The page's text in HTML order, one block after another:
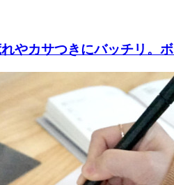
やカサつきにバッチリ。